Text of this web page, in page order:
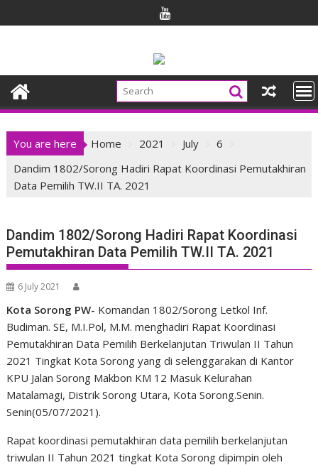
to
You are here Home 2021 July
6
Dandim 1802/Sorong Hadiri Rapat Koordinasi Pemutakhiran
Data Pemilih TW.II TA. 2021
Dandim 1802/Sorong Hadiri Rapat Koordinasi
Pemutakhiran Data Pemilih TW.II TA. 2021
6 July 2021
Kota Sorong PW- Komandan 1802/Sorong Letkol Inf.
Budiman. SE, M.I.Pol, M.M. menghadiri Rapat Koordinasi
Pemutakhiran Data Pemilih Berkelanjutan Triwulan II Tahun
2021 Tingkat Kota Sorong yang di selenggarakan di Kantor
KPU Jalan Sorong Makbon KM 12 Masuk Kelurahan
Matalamagi, Distrik Sorong Utara, Kota Sorong.Senin.
Senin(05/07/2021).
Rapat koordinasi pemutakhiran data pemilih berkelanjutan
triwulan II Tahun 2021 tingkat Kota Sorong dipimpin oleh